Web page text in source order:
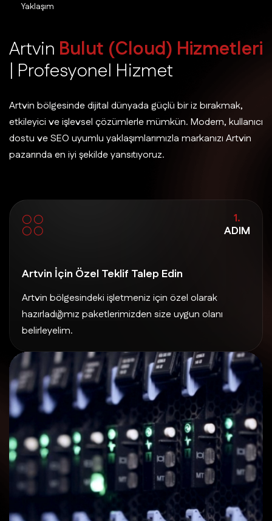
Yaklaşım
Artvin Bulut (Cloud) Hizmetleri
| Profesyonel Hizmet
Artvin bölgesinde dijital dünyada güçlü bir iz bırakmak,
etkileyici ve işlevsel çözümlerle mümkün. Modern, kullanıcı
dostu ve SEO uyumlu yaklaşımlarımızla markanızı Artvin
pazarında en iyi şekilde yansıtıyoruz.
1.
ADIM
Artvin İçin Özel Teklif Talep Edin
Artvin bölgesindeki işletmeniz için özel olarak
hazırladığımız paketlerimizden size uygun olanı
belirleyelim.